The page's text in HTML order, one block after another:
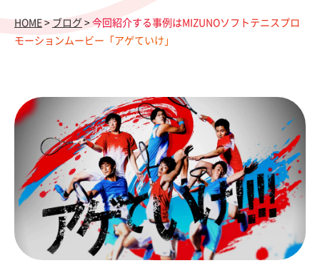
HOME > ブログ > 今回紹介する事例はMIZUNOソフトテニスプロ
モーションムービー「アゲていけ」